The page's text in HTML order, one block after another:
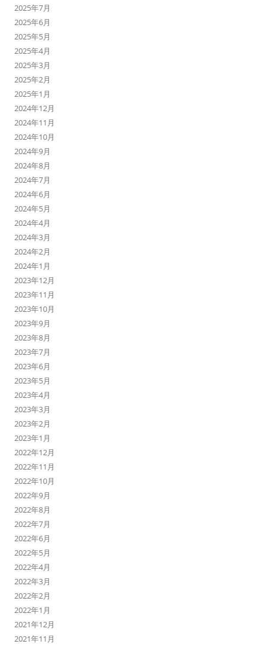
2025年7月
2025年6月
2025年5月
2025年4月
2025年3月
2025年2月
2025年1月
2024年12月
2024年11月
2024年10月
2024年9月
2024年8月
2024年7月
2024年6月
2024年5月
2024年4月
2024年3月
2024年2月
2024年1月
2023年12月
2023年11月
2023年10月
2023年9月
2023年8月
2023年7月
2023年6月
2023年5月
2023年4月
2023年3月
2023年2月
2023年1月
2022年12月
2022年11月
2022年10月
2022年9月
2022年8月
2022年7月
2022年6月
2022年5月
2022年4月
2022年3月
2022年2月
2022年1月
2021年12月
2021年11月